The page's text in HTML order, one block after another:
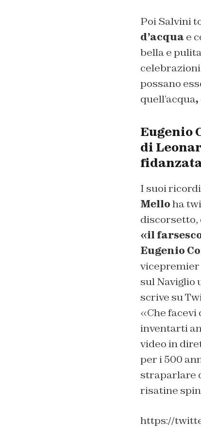
Poi Salvini
d’acqua e
bella e
possano
quell’acqua,
Eugenio
di
I suoi
Melloha
discorsetto,
«il
Eugenio
vicepremier
sul Naviglio
scrive su
«Che facevi
inventarti
video in
per i 500
straparlare
risatine
https://